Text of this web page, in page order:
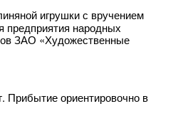
игрушки с вручением
предприятия народных
ЗАО «Художественные
Прибытие ориентировочно в